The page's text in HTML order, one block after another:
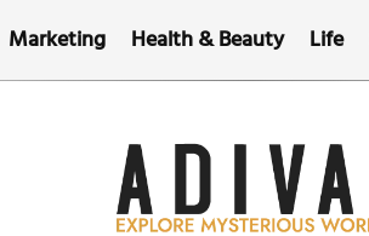
Marketing Health & Beauty Life